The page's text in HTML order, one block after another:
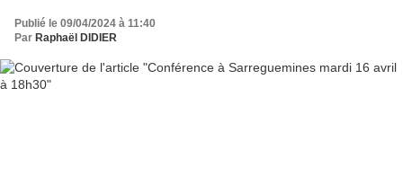
Publié le 09/04/2024 à 11:40
Par Raphaël DIDIER